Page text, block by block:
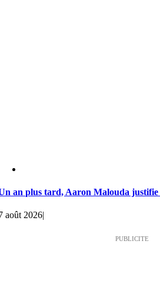
an plus tard, Aaron Malouda
août 2026|
PUBLICITE